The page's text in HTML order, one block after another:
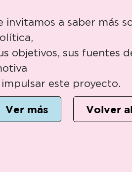
invitamos a saber más
objetivos, sus fuentes
impulsar este proyecto.
Ver más Volver